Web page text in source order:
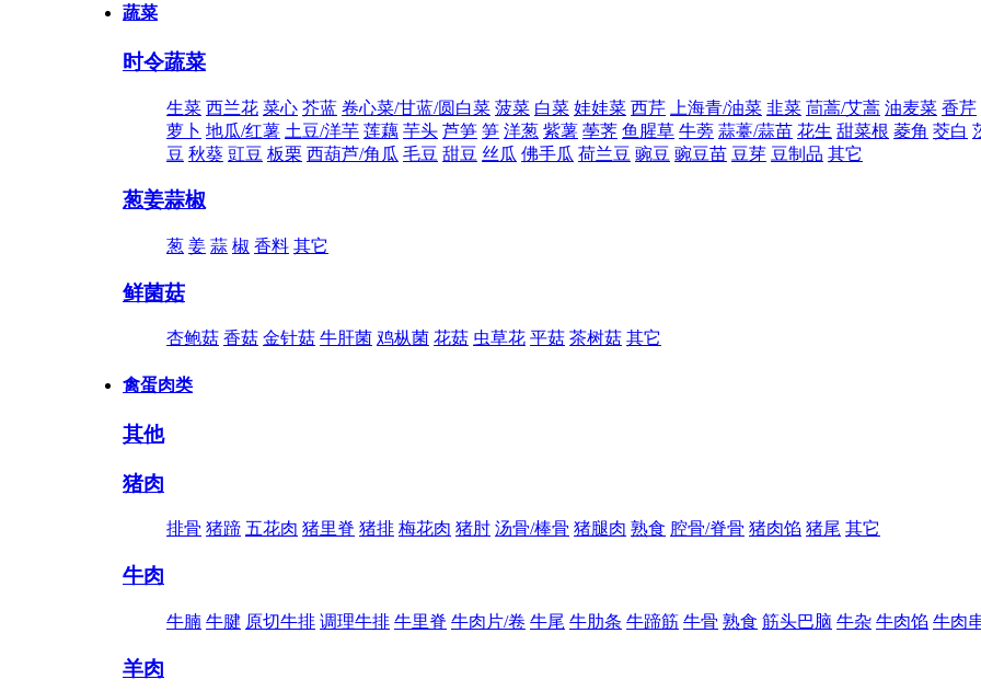
蔬菜
时令蔬菜
生菜 西兰花 菜心 芥蓝 卷心菜/甘蓝/圆白菜 菠菜 白菜 娃娃菜 西芹 上海青/油菜 韭菜 茼蒿/艾蒿 油麦菜 香芹
萝卜 地瓜/红薯 土豆/洋芋 莲藕 芋头 芦笋 笋 洋葱 紫薯 荸荠 鱼腥草 牛蒡 蒜薹/蒜苗 花生 甜菜根 菱角 茭白
豆 秋葵 豇豆 板栗 西葫芦/角瓜 毛豆 甜豆 丝瓜 佛手瓜 荷兰豆 豌豆 豌豆苗 豆芽 豆制品 其它
葱姜蒜椒
葱 姜 蒜 椒 香料 其它
鲜菌菇
杏鲍菇 香菇 金针菇 牛肝菌 鸡枞菌 花菇 虫草花 平菇 茶树菇 其它
禽蛋肉类
其他
猪肉
排骨 猪蹄 五花肉 猪里脊 猪排 梅花肉 猪肘 汤骨/棒骨 猪腿肉 熟食 腔骨/脊骨 猪肉馅 猪尾 其它
牛肉
牛腩 牛腱 原切牛排 调理牛排 牛里脊 牛肉片/卷 牛尾 牛肋条 牛蹄筋 牛骨 熟食 筋头巴脑 牛杂 牛肉馅 牛肉
羊肉